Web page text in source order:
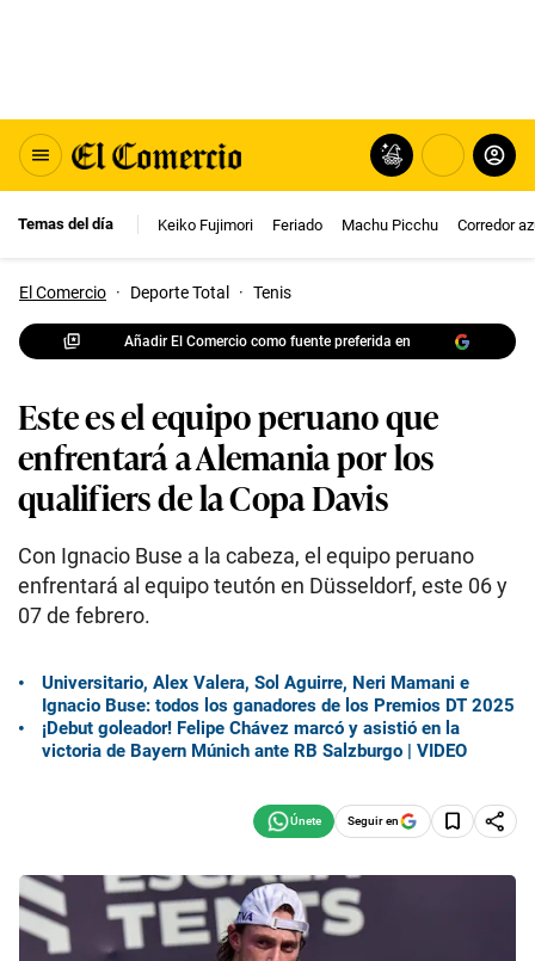
Temas del día Keiko Fujimori Feriado Machu Picchu Corredor
El Comercio · Deporte Total · Tenis
Añadir El Comercio como fuente preferida en
Este es el equipo peruano que
enfrentará a Alemania por los
qualifiers de la Copa Davis
Con Ignacio Buse a la cabeza, el equipo peruano
enfrentará al equipo teutón en Düsseldorf, este 06 y
07 de febrero.
Universitario, Alex Valera, Sol Aguirre, Neri Mamani e
Ignacio Buse: todos los ganadores de los Premios DT 2025
¡Debut goleador! Felipe Chávez marcó y asistió en la
victoria de Bayern Múnich ante RB Salzburgo | VIDEO
Seguir en